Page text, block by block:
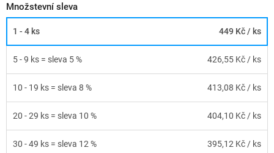
Množstevní sleva
1 - 4 ks 449 Kč/ ks
5 - 9 ks = sleva 5 % 426,55 Kč/ ks
10 - 19 ks = sleva 8 % 413,08 Kč/ ks
20 - 29 ks = sleva 10 % 404,10 Kč/ ks
30 - 49 ks = sleva 12 % 395,12 Kč/ ks